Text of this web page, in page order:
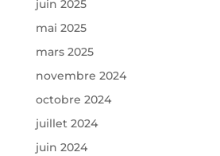
juin 2025
mai 2025
mars 2025
novembre 2024
octobre 2024
juillet 2024
juin 2024